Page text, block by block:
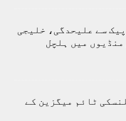
سے علیحدگی، خلیجی
میں ہلچل
ٹائم میگزین کے